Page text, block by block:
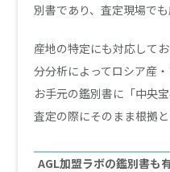
別書であり、査定現場で
産地の特定にも対応して
分分析によってロシア産
お手元の鑑別書に「中央
査定の際にそのまま根拠と
AGL加盟ラボの鑑別書も